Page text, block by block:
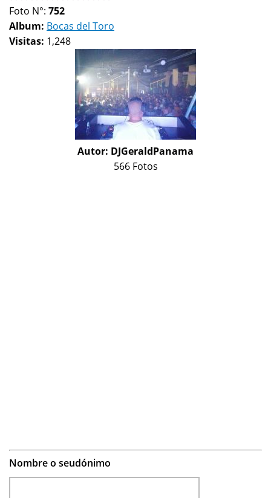
Foto N°: 752
Album: Bocas del Toro
Visitas: 1,248
Autor: DJGeraldPanama
566 Fotos
Nombre o seudónimo